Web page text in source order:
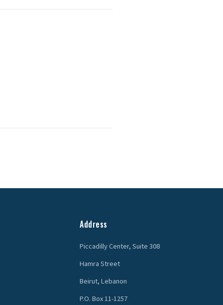
Address
Piccadilly Center, Suite 308
Hamra Street
Beirut, Lebanon
P.O. Box 11-1257